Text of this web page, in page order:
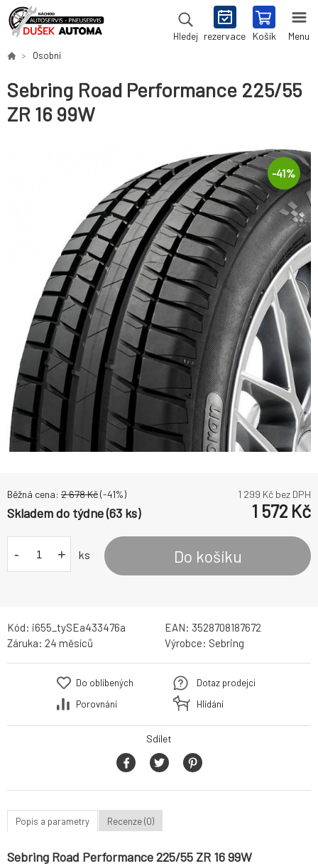
Hledej rezervace Košík Menu
Osobní
Sebring Road Performance 225/55
ZR 16 99W
-41%
Běžná cena: 2 678Kč(-41%) 1 299 Kč bez DPH
Skladem do týdne (63 ks) 1 572 Kč
- + ks Do košíku
Kód: i655_tySEa433476a EAN: 3528708187672
Záruka: 24 měsíců Výrobce: Sebring
Do oblíbených
Porovnání
Dotaz prodejci
Hlídání
Sdílet
Popis a parametry Recenze (0)
Sebring Road Performance 225/55 ZR 16 99W